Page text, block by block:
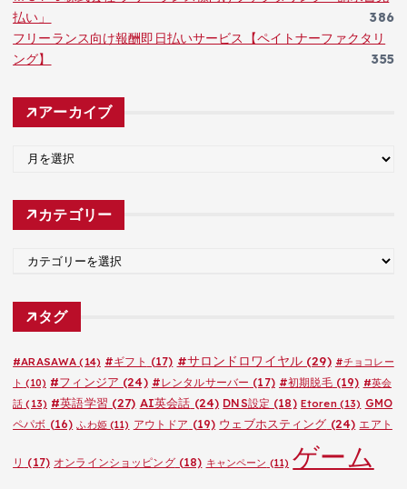
払い」
386
フリーランス向け報酬即日払いサービス【ペイトナーファクタリ
ング】
355
アーカイブ
カ
カテゴリー
ゴ
タグ
#ARASAWA (14) #ギフト (17) #サロンドロワイヤル(29) #チョコレー
ト (10) #フィンジア (24) #レンタルサーバー (17) #初期脱毛(19) #英会
話 (13) #英語学習 (27) AI英会話 (24) DNS設定 (18) Etoren(13) GMO
ペパボ (16) ふわ姫(11) アウトドア (19) ウェブホスティング (24) エアト
リ (17) オンラインショッピング(18) キャンペーン (11) ゲーム